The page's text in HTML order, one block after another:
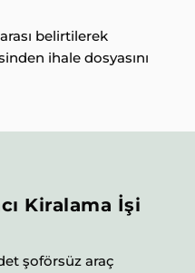
belirtilerek
ihale dosyasını
Kiralama İşi
şoförsüz araç